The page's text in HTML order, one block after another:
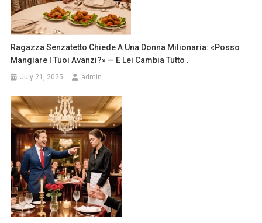
Ragazza Senzatetto Chiede A Una Donna Milionaria: «Posso
Mangiare I Tuoi Avanzi?» — E Lei Cambia Tutto .
July 21, 2025 admin